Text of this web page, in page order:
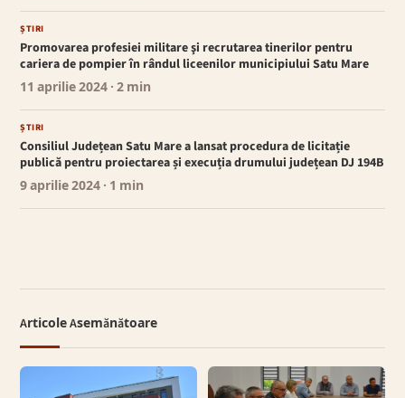
ȘTIRI
Promovarea profesiei militare şi recrutarea tinerilor pentru
cariera de pompier în rândul liceenilor municipiului Satu Mare
11 aprilie 2024 · 2 min
ȘTIRI
Consiliul Județean Satu Mare a lansat procedura de licitație
publică pentru proiectarea și execuția drumului județean DJ 194B
9 aprilie 2024 · 1 min
Articole Asemănătoare